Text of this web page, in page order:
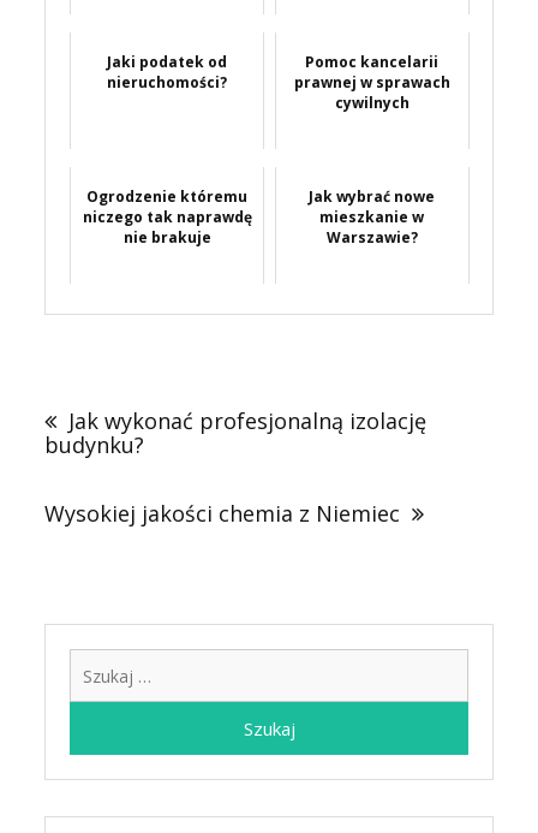
Jaki podatek od
nieruchomości?
Pomoc kancelarii
prawnej w sprawach
cywilnych
Ogrodzenie któremu
niczego tak naprawdę
nie brakuje
Jak wybrać nowe
mieszkanie w
Warszawie?
wpisu
Jak wykonać profesjonalną izolację
budynku?
Wysokiej jakości chemia z Niemiec